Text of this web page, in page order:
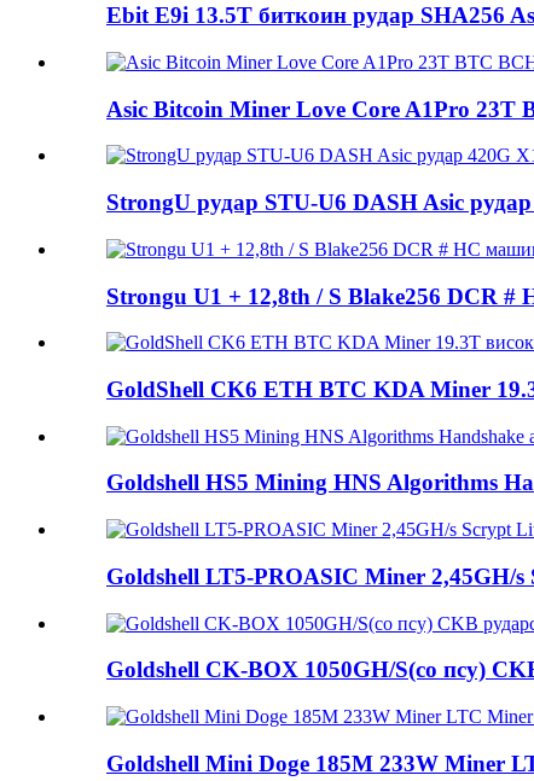
Ebit E9i 13.5T биткоин рудар SHA256
Asic Bitcoin Miner Love Core A1Pro 23T
StrongU рудар STU-U6 DASH Asic
Strongu U1 + 12,8th / S Blake256 DCR #
GoldShell CK6 ETH BTC KDA Miner
Goldshell HS5 Mining HNS Algorithms
Goldshell LT5-PROASIC Miner 2,45GH/s
Goldshell CK-BOX 1050GH/S(со псу)
Goldshell Mini Doge 185M 233W Miner